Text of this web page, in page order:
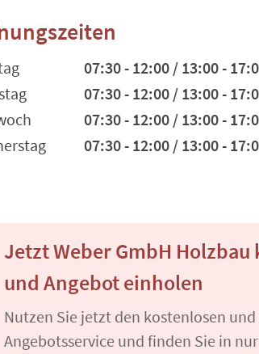
07:30 - 12:00 / 13:00 -
07:30 - 12:00 / 13:00 -
07:30 - 12:00 / 13:00 -
07:30 - 12:00 / 13:00 -
Jetzt Weber GmbH
und Angebot einholen
Nutzen Sie jetzt den kostenlosen
Angebotsservice und finden Sie in